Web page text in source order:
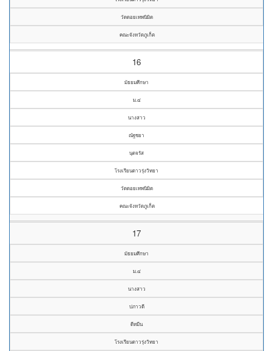
วัดดอยเทพนิมิต
คณะจังหวัดภูเก็ต
16
มัธยมศึกษา
ม.๔
นางสาว
ณัฐชยา
นุตจรัส
โรงเรียนดาวรุ่งวิทยา
วัดดอยเทพนิมิต
คณะจังหวัดภูเก็ต
17
มัธยมศึกษา
ม.๔
นางสาว
ปภาวดี
ดีหมีน
โรงเรียนดาวรุ่งวิทยา